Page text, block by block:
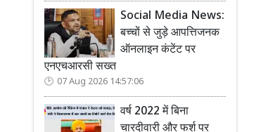
Social Media News:
बच्चों से जुड़े आपत्तिजनक
ऑनलाइन कंटेंट पर
एनएचआरसी सख्त
07 Aug 2026 14:57:06
वर्ष 2022 में बिना
चारदीवारी और फर्श पर